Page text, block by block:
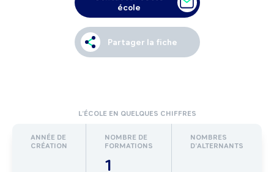
école
Partager la fiche
L’ÉCOLE EN QUELQUES CHIFFRES
ANNÉE DE
CRÉATION
NOMBRE DE
FORMATIONS
1
NOMBRES
D’ALTERNANTS